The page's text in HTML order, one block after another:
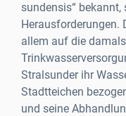
sundensis“
Herausforderungen.
allem auf die
Stralsunder ihr
Stadtteichen
und seine